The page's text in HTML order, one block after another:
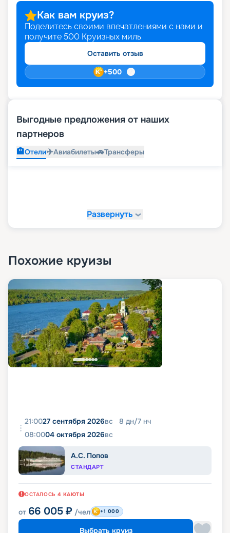
Как вам круиз?
Поделитесь своими впечатлениями с нами и
получите 500 Круизных миль
Оставить отзыв
+500
Выгодные предложения от наших
партнеров
🏨Отели✈️Авиабилеты🚗Трансферы
Развернуть
Похожие круизы
21:0027 сентября 2026вс 8 дн/7 нч
08:0004 октября 2026вс
А.С. Попов
СТАНДАРТ
ОСТАЛОСЬ 4 КАЮТЫ
от 66 005 ₽ /чел +1 000
Выбрать круиз